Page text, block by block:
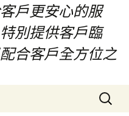
戶更安心的服
別提供客戶臨
合客戶全方位之
搜
尋